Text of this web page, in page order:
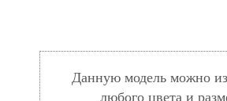
Данную модель можно
любого цвета и